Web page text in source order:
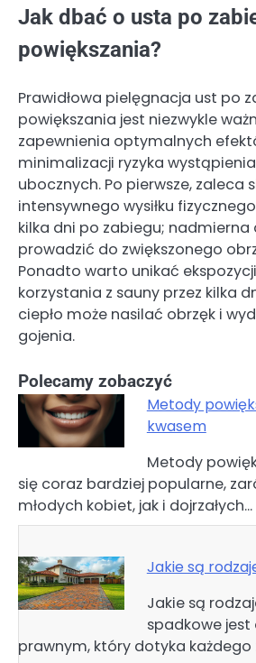
Jak dbać o usta po
powiększania?
Prawidłowa pielęgnacja ust po
powiększania jest niezwykle
zapewnienia optymalnych
minimalizacji ryzyka
ubocznych. Po pierwsze, zaleca
intensywnego wysiłku
kilka dni po zabiegu;
prowadzić do zwiększonego
Ponadto warto unikać
korzystania z sauny przez kilka
ciepło może nasilać obrzęk i
gojenia.
Polecamy zobaczyć
Metody
kwasem
Metody
się coraz bardziej popularne,
młodych kobiet, jak i dojrzałych…
Jakie są
Jakie są
spadkowe
prawnym, który dotyka każdego
Nawigacja